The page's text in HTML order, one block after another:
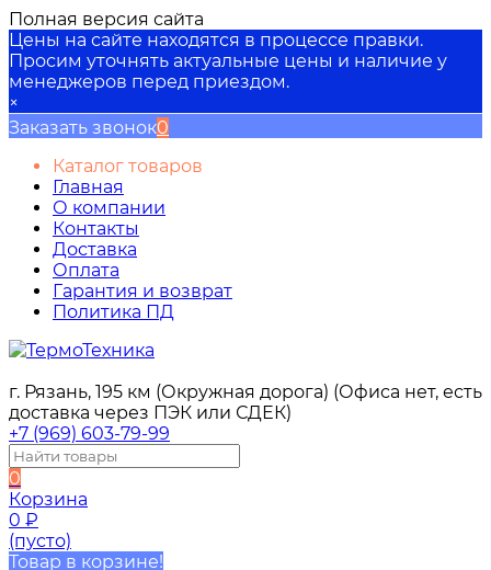
Полная версия сайта
Цены на сайте находятся в процессе правки.
Просим уточнять актуальные цены и наличие у
менеджеров перед приездом.
×
Заказать звонок0
Каталог товаров
Главная
О компании
Контакты
Доставка
Оплата
Гарантия и возврат
Политика ПД
г. Рязань, 195 км (Окружная дорога) (Офиса нет, есть
доставка через ПЭК или СДЕК)
+7 (969) 603-79-99
0
Корзина
0 ₽
(пусто)
Товар в корзине!